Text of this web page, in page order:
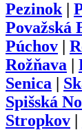
Pezinok|
Považská
Púchov
Rožňava
Senica
Spišská
Stropkov